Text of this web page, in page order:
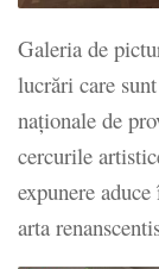
Galeria de
lucrări care
naționale de
cercurile
expunere
arta